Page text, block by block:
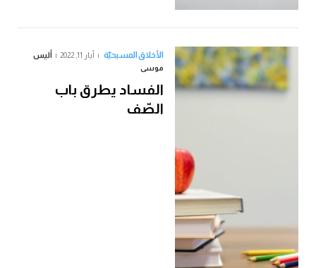
الأخلاق المسيحيّة أيار 11, 2022
أليس
موسى
الفساد يطرق باب
الصّف